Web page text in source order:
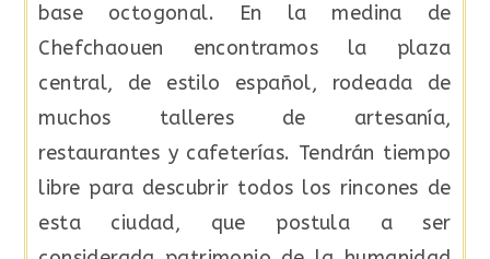
base octogonal. En la medina de
Chefchaouen encontramos la plaza
central, de estilo español, rodeada de
muchos talleres de artesanía,
restaurantes y cafeterías. Tendrán tiempo
libre para descubrir todos los rincones de
esta ciudad, que postula a ser